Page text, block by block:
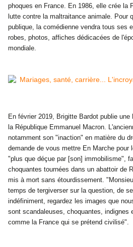
phoques en France. En 1986, elle crée la
lutte contre la maltraitance animale. Pour
publique, la comédienne vendra tous ses
robes, photos, affiches dédicacées de
mondiale.
En février 2019, Brigitte Bardot publie une
la République Emmanuel Macron.
notamment son "inaction" en matière du
demande de vous mettre En Marche pour
"plus que déçue par [son] immobilisme",
choquantes tournées dans un abattoir de
mis à mort sans étourdissement.
temps de tergiverser sur la question, de
indéfiniment, regardez les images que
sont scandaleuses, choquantes, indignes
comme la France qui se prétend civilisé".